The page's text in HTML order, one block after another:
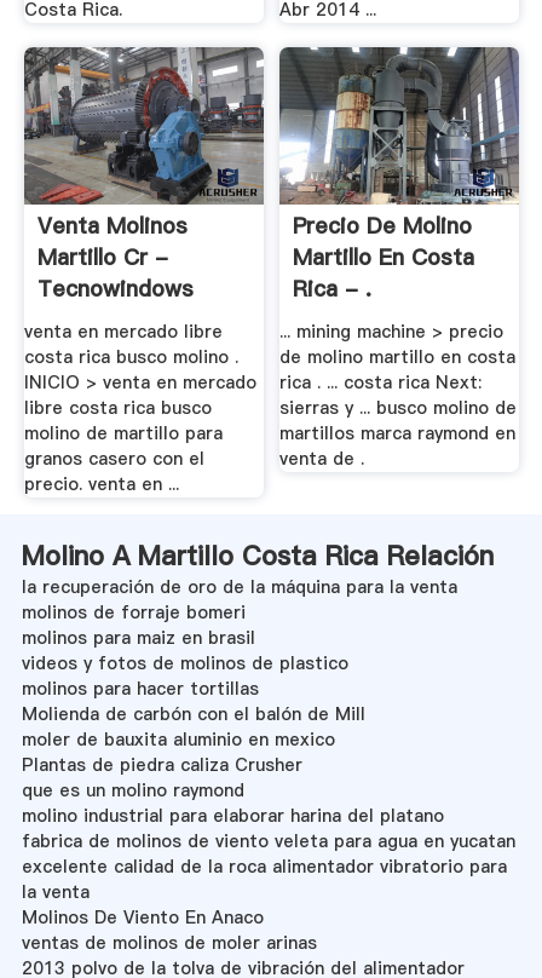
Costa Rica.
Abr 2014 ...
Venta Molinos
Martillo Cr -
Tecnowindows
venta en mercado libre
costa rica busco molino .
INICIO > venta en mercado
libre costa rica busco
molino de martillo para
granos casero con el
precio. venta en ...
Precio De Molino
Martillo En Costa
Rica - .
... mining machine > precio
de molino martillo en costa
rica . ... costa rica Next:
sierras y ... busco molino de
martillos marca raymond en
venta de .
Molino A Martillo Costa Rica Relación
la recuperación de oro de la máquina para la venta
molinos de forraje bomeri
molinos para maiz en brasil
videos y fotos de molinos de plastico
molinos para hacer tortillas
Molienda de carbón con el balón de Mill
moler de bauxita aluminio en mexico
Plantas de piedra caliza Crusher
que es un molino raymond
molino industrial para elaborar harina del platano
fabrica de molinos de viento veleta para agua en yucatan
excelente calidad de la roca alimentador vibratorio para
la venta
Molinos De Viento En Anaco
ventas de molinos de moler arinas
2013 polvo de la tolva de vibración del alimentador